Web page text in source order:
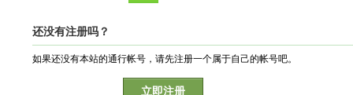
还没有注册吗？
如果还没有本站的通行帐号，请先注册一个属于自己的帐号吧。
立即注册